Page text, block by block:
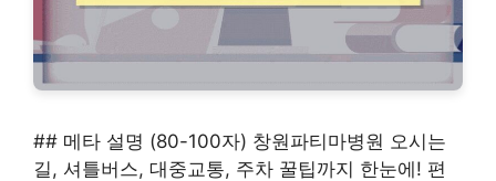
## 메타 설명 (80-100자) 창원파티마병원 오시는
길, 셔틀버스, 대중교통, 주차 꿀팁까지 한눈에! 편